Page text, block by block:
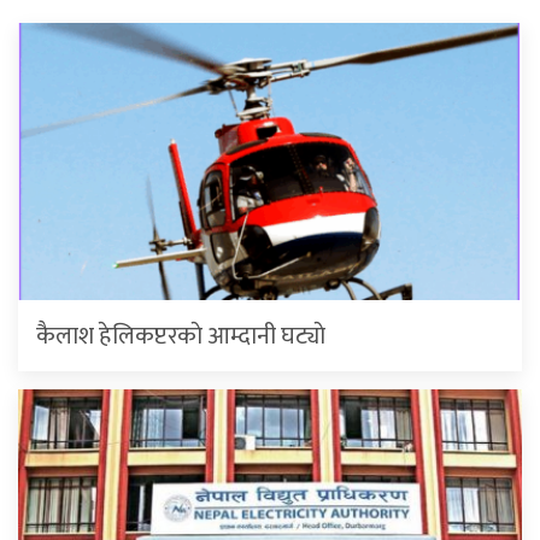
कैलाश हेलिकप्टरकाे आम्दानी घट्याे